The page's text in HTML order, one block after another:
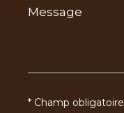
Message
*
* Champ obligatoire